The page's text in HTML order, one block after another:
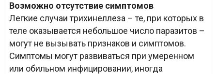
Возможно отсутствие симптомов
Легкие случаи трихинеллеза – те, при которых в
теле оказывается небольшое число паразитов –
могут не вызывать признаков и симптомов.
Симптомы могут развиваться при умеренном
или обильном инфицировании, иногда